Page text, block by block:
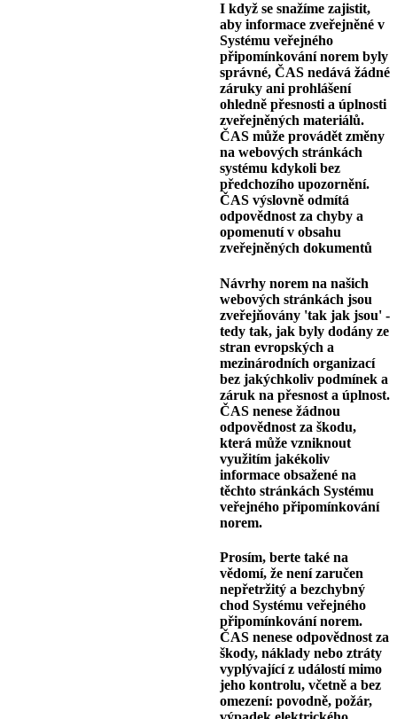
I když se snažíme zajistit,
aby informace zveřejněné v
Systému veřejného
připomínkování norem byly
správné, ČAS nedává žádné
záruky ani prohlášení
ohledně přesnosti a úplnosti
zveřejněných materiálů.
ČAS může provádět změny
na webových stránkách
systému kdykoli bez
předchozího upozornění.
ČAS výslovně odmítá
odpovědnost za chyby a
opomenutí v obsahu
zveřejněných dokumentů
Návrhy norem na našich
webových stránkách jsou
zveřejňovány 'tak jak jsou' -
tedy tak, jak byly dodány ze
stran evropských a
mezinárodních organizací
bez jakýchkoliv podmínek a
záruk na přesnost a úplnost.
ČAS nenese žádnou
odpovědnost za škodu,
která může vzniknout
využitím jakékoliv
informace obsažené na
těchto stránkách Systému
veřejného připomínkování
norem.
Prosím, berte také na
vědomí, že není zaručen
nepřetržitý a bezchybný
chod Systému veřejného
připomínkování norem.
ČAS nenese odpovědnost za
škody, náklady nebo ztráty
vyplývající z událostí mimo
jeho kontrolu, včetně a bez
omezení: povodně, požár,